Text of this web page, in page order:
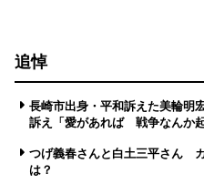
追悼
長崎市出身・平和訴えた美輪
訴え「愛があれば 戦争なんか起
つげ義春さんと白土三平さん
は？